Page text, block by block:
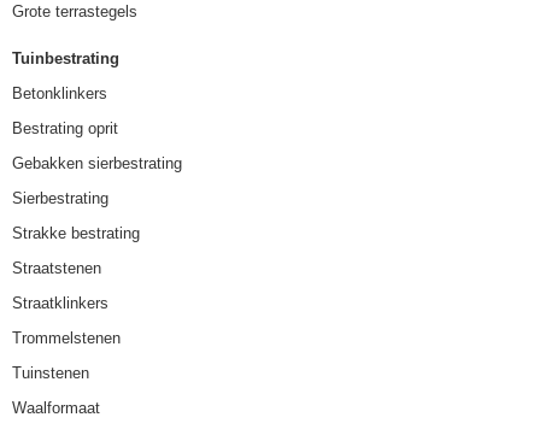
Grote terrastegels
Tuinbestrating
Betonklinkers
Bestrating oprit
Gebakken sierbestrating
Sierbestrating
Strakke bestrating
Straatstenen
Straatklinkers
Trommelstenen
Tuinstenen
Waalformaat